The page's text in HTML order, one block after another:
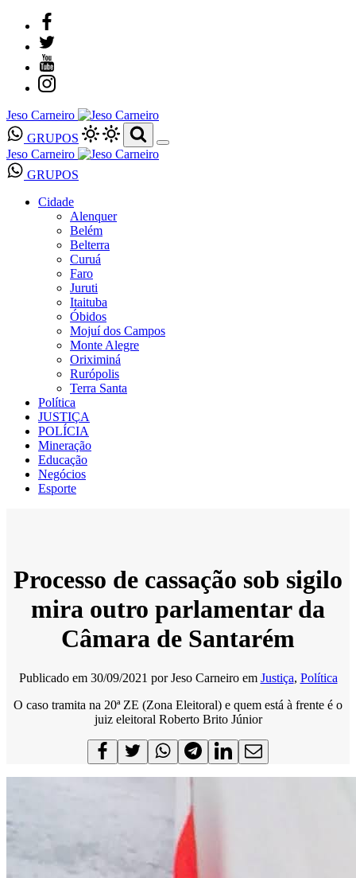
Jeso Carneiro
GRUPOS
Jeso Carneiro
GRUPOS
Cidade
Alenquer
Belém
Belterra
Curuá
Faro
Juruti
Itaituba
Óbidos
Mojuí dos Campos
Monte Alegre
Oriximiná
Rurópolis
Terra Santa
Política
JUSTIÇA
POLÍCIA
Mineração
Educação
Negócios
Esporte
Processo de cassação sob sigilo
mira outro parlamentar da
Câmara de Santarém
Publicado em 30/09/2021 porJeso Carneiro em Justiça, Política
O caso tramita na 20ª ZE (Zona Eleitoral) e quem está à frente é o
juiz eleitoral Roberto Brito Júnior